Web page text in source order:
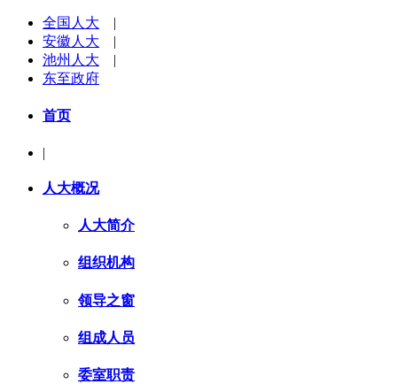
全国人大 |
安徽人大 |
池州人大 |
东至政府
首页
|
人大概况
人大简介
组织机构
领导之窗
组成人员
委室职责